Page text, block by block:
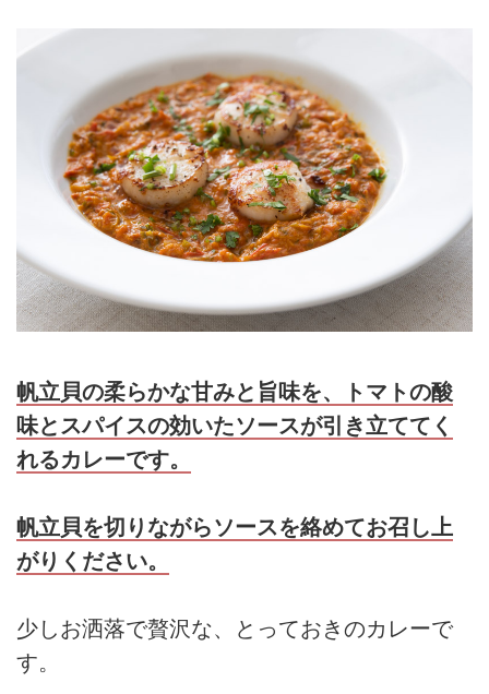
帆立貝の柔らかな甘みと旨味を、トマトの酸
味とスパイスの効いたソースが引き立ててく
れるカレーです。
帆立貝を切りながらソースを絡めてお召し上
がりください。
少しお洒落で贅沢な、とっておきのカレーで
す。